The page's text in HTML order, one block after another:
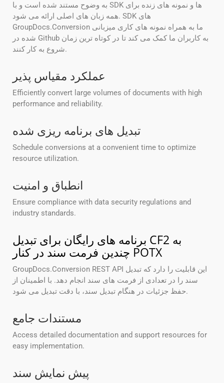
به وضوح مستند شده است و با SDK ها و نمونه های زنده برای
همه زبان های اصلی ارائه می شود. SDK های
GroupDocs.Conversion ما به همراه نمونه های کاری میزبانی
شده در Github به کاربران ما کمک می کند تا در کوتاه ترین زمان
شروع به کار کنند.
عملکرد مقیاس پذیر
Efficiently convert large volumes of documents with high
performance and reliability.
تبدیل های برنامه ریزی شده
Schedule conversions at a convenient time to optimize
resource utilization.
انطباق و امنیت
Ensure compliance with data security regulations and
industry standards.
برنامه های رایگان برای تبدیل CF2 به
چندین فرمت سند در کنار POTX
GroupDocs.Conversion REST API این قابلیت را دارد که تبدیل
سند را در تعدادی از فرمت های سند انجام دهد. با اطمینان از
حفظ جزئیات در هنگام تبدیل سند، با دقت تبدیل می شود.
مستندات جامع
Access detailed documentation and support resources for
easy implementation.
پیش نمایش سند